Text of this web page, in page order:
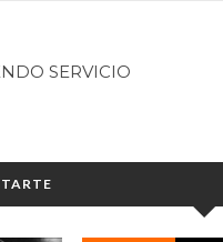
SERVICIO